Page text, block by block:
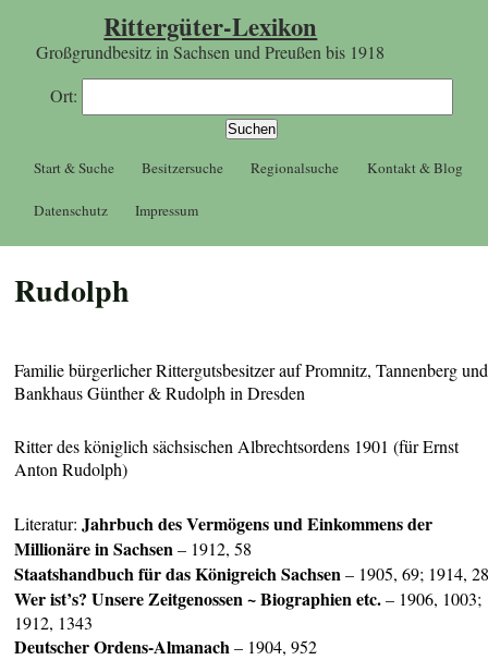
Rittergüter-Lexikon
Großgrundbesitz in Sachsen und Preußen bis 1918
Ort:
Start & Suche Besitzersuche Regionalsuche Kontakt & Blog
Datenschutz Impressum
Rudolph
Familie bürgerlicher Rittergutsbesitzer auf Promnitz, Tannenberg und
Bankhaus Günther & Rudolph in Dresden
Ritter des königlich sächsischen Albrechtsordens 1901 (für Ernst
Anton Rudolph)
Literatur:Jahrbuch des Vermögens und Einkommens der
Millionäre in Sachsen – 1912, 58
Staatshandbuch für dasKönigreich Sachsen – 1905, 69; 1914,
Wer ist’s? Unsere Zeitgenossen ~ Biographien etc.– 1906, 1003;
1912, 1343
Deutscher Ordens-Almanach – 1904, 952